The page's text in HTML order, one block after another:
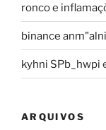
ronco e
binance
kyhni SPb_hwpi
ARQUIVOS